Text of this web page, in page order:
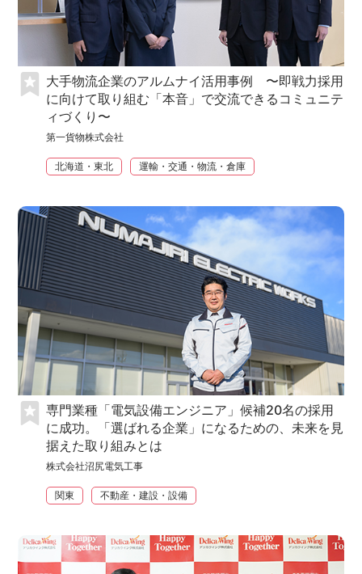
大手物流企業のアルムナイ活用事例 〜即戦力採用
に向けて取り組む「本音」で交流できるコミュニテ
ィづくり〜
第一貨物株式会社
北海道・東北 運輸・交通・物流・倉庫
専門業種「電気設備エンジニア」候補20名の採用
に成功。「選ばれる企業」になるための、未来を見
据えた取り組みとは
株式会社沼尻電気工事
関東 不動産・建設・設備